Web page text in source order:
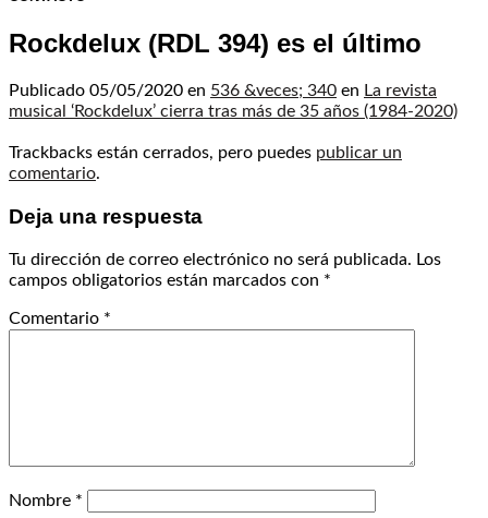
Rockdelux (RDL 394) es el último
Publicado 05/05/2020 en 536 &veces; 340 en La revista
musical ‘Rockdelux’ cierra tras más de 35 años (1984-2020)
Trackbacks están cerrados, pero puedes publicar un
comentario.
Deja una respuesta
Tu dirección de correo electrónico no será publicada. Los
campos obligatorios están marcados con *
Comentario *
Nombre *